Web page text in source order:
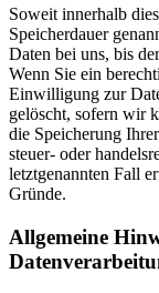
Soweit innerhalb
Speicherdauer
Daten bei uns, bis
Wenn Sie ein
Einwilligung zur
gelöscht, sofern wir
die Speicherung
steuer- oder
letztgenannten Fall
Gründe.
Allgemeine